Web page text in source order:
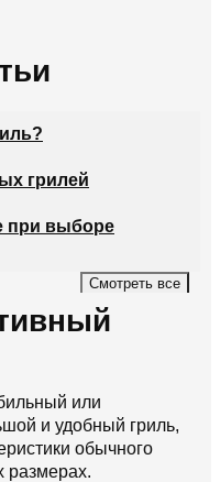
грилей
при выборе
Смотреть все
или
и удобный гриль,
обычного
размерах.